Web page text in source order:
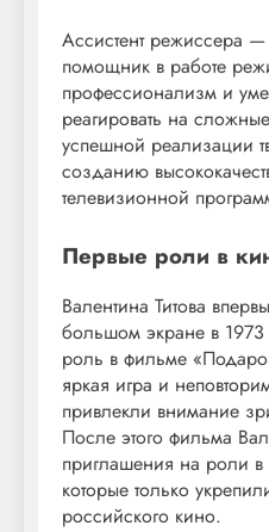
Ассистент режиссера
помощник в работе
профессионализм и
реагировать на
успешной реализации
созданию
телевизионной
Первые роли в
Валентина Титова
большом экране в 1973
роль в фильме
яркая игра и
привлекли внимание
После этого фильма
приглашения на роли в
которые только
российского кино.